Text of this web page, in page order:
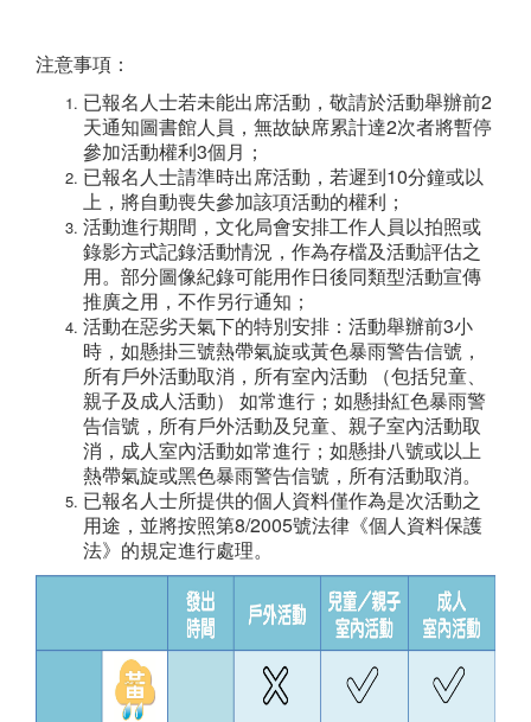
注意事項：
已報名人士若未能出席活動，敬請於活動舉辦前2
天通知圖書館人員，無故缺席累計達2次者將暫停
參加活動權利3個月；
已報名人士請準時出席活動，若遲到10分鐘或以
上，將自動喪失參加該項活動的權利；
活動進行期間，文化局會安排工作人員以拍照或
錄影方式記錄活動情況，作為存檔及活動評估之
用。部分圖像紀錄可能用作日後同類型活動宣傳
推廣之用，不作另行通知；
活動在惡劣天氣下的特別安排：活動舉辦前3小
時，如懸掛三號熱帶氣旋或黃色暴雨警告信號，
所有戶外活動取消，所有室內活動 （包括兒童、
親子及成人活動） 如常進行；如懸掛紅色暴雨警
告信號，所有戶外活動及兒童、親子室內活動取
消，成人室內活動如常進行；如懸掛八號或以上
熱帶氣旋或黑色暴雨警告信號，所有活動取消。
已報名人士所提供的個人資料僅作為是次活動之
用途，並將按照第8/2005號法律《個人資料保護
法》的規定進行處理。